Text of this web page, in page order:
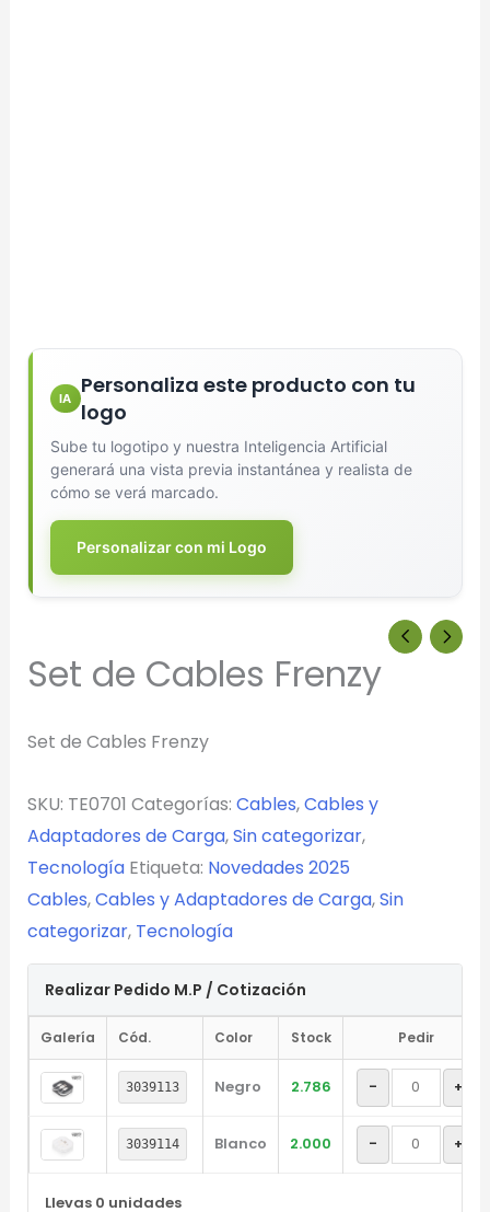
IA
Personaliza este producto con tu
logo
Sube tu logotipo y nuestra Inteligencia Artificial
generará una vista previa instantánea y realista de
cómo se verá marcado.
Personalizar con mi Logo
Set de Cables Frenzy
Set de Cables Frenzy
SKU: TE0701 Categorías: Cables,Cables y
Adaptadores de Carga,Sin categorizar,
Tecnología Etiqueta: Novedades 2025
Cables,Cables y Adaptadores de Carga,Sin
categorizar, Tecnología
Realizar Pedido M.P / Cotización
Galería Cód. Color Stock Pedir
3039113 Negro 2.786 - +
3039114 Blanco 2.000 - +
Llevas 0 unidades